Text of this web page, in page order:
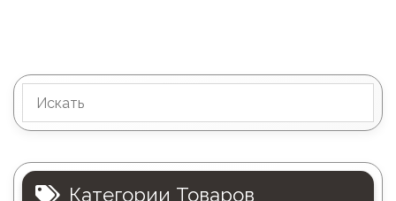
Категории Товаров